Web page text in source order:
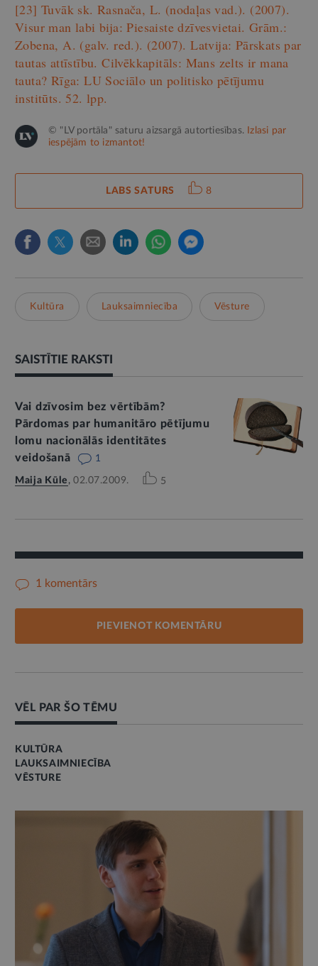
[23] Tuvāk sk. Rasnača, L. (nodaļas vad.). (2007).
Visur man labi bija: Piesaiste dzīvesvietai. Grām.:
Zobena, A. (galv. red.). (2007). Latvija: Pārskats par
tautas attīstību. Cilvēkkapitāls: Mans zelts ir mana
tauta? Rīga: LU Sociālo un politisko pētījumu
institūts. 52. lpp.
© "LV portāla" saturu aizsargā autortiesības. Izlasi par
iespējām to izmantot!
LABS SATURS 8
Kultūra Lauksaimniecība Vēsture
SAISTĪTIE RAKSTI
Vai dzīvosim bez vērtībām?
Pārdomas par humanitāro pētījumu
lomu nacionālās identitātes
veidošanā
1
Maija Kūle , 02.07.2009. 5
1 komentārs
PIEVIENOT KOMENTĀRU
VĒL PAR ŠO TĒMU
KULTŪRA
LAUKSAIMNIECĪBA
VĒSTURE